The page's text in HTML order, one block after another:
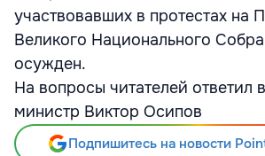
участвовавших в протестах на
Великого Национального
осужден.
На вопросы читателей ответил
министр Виктор Осипов
Подпишитесь на новости